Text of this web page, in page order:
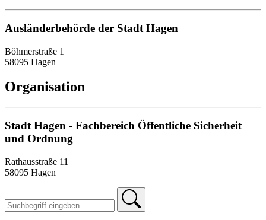
Ausländerbehörde der Stadt Hagen
Böhmerstraße 1
58095 Hagen
Organisation
Stadt Hagen - Fachbereich Öffentliche Sicherheit
und Ordnung
Rathausstraße 11
58095 Hagen